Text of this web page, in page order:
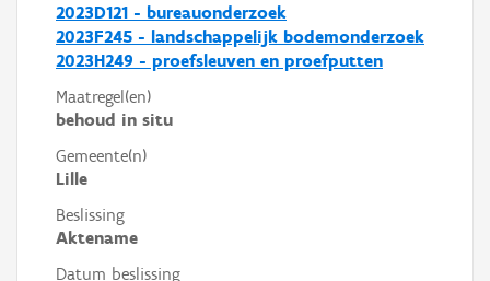
2023D121 - bureauonderzoek
2023F245 - landschappelijk bodemonderzoek
2023H249 - proefsleuven en proefputten
Maatregel(en)
behoud in situ
Gemeente(n)
Lille
Beslissing
Aktename
Datum beslissing